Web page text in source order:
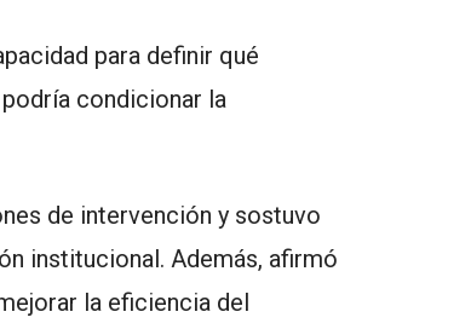
para definir qué
condicionar la
de intervención y sostuvo
institucional. Además, afirmó
la eficiencia del